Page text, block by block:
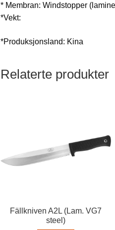
* Membran: Windstopper
*Vekt:
*Produksjonsland: Kina
Relaterte produkter
Fällkniven A2L (Lam. VG7
steel)